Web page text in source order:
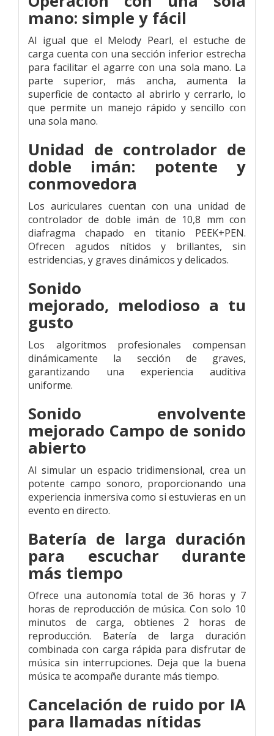
mano: simple y fácil
Al igual que el Melody Pearl, el estuche de
carga cuenta con una sección inferior estrecha
para facilitar el agarre con una sola mano. La
parte superior, más ancha, aumenta la
superficie de contacto al abrirlo y cerrarlo, lo
que permite un manejo rápido y sencillo con
una sola mano.
Unidad de controlador de
doble imán: potente y
conmovedora
Los auriculares cuentan con una unidad de
controlador de doble imán de 10,8 mm con
diafragma chapado en titanio PEEK+PEN.
Ofrecen agudos nítidos y brillantes, sin
estridencias, y graves dinámicos y delicados.
Sonido
mejorado, melodioso a tu
gusto
Los algoritmos profesionales compensan
dinámicamente la sección de graves,
garantizando una experiencia auditiva
uniforme.
Sonido envolvente
mejorado Campo de sonido
abierto
Al simular un espacio tridimensional, crea un
potente campo sonoro, proporcionando una
experiencia inmersiva como si estuvieras en un
evento en directo.
Batería de larga duración
para escuchar durante
más tiempo
Ofrece una autonomía total de 36 horas y 7
horas de reproducción de música. Con solo 10
minutos de carga, obtienes 2 horas de
reproducción. Batería de larga duración
combinada con carga rápida para disfrutar de
música sin interrupciones. Deja que la buena
música te acompañe durante más tiempo.
Cancelación de ruido por IA
para llamadas nítidas